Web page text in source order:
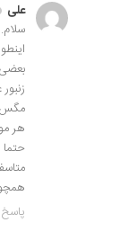
علی
سلام.
مگس
هر
پاسخ